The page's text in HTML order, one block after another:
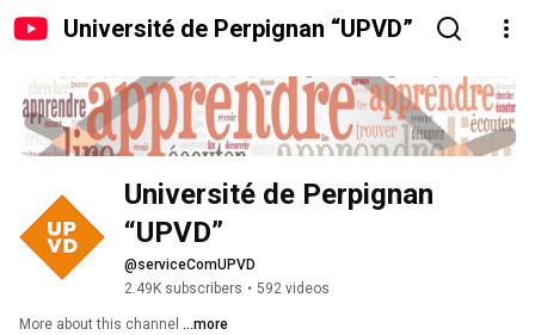
Université de Perpignan “UPVD”
Université de Perpignan
“UPVD”
@serviceComUPVD
2.49K subscribers • 592 videos
More about this channel ...more